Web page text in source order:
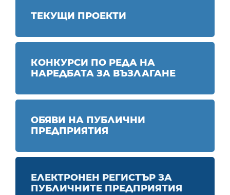
ТЕКУЩИ ПРОЕКТИ
КОНКУРСИ ПО РЕДА НА
НАРЕДБАТА ЗА ВЪЗЛАГАНЕ
ОБЯВИ НА ПУБЛИЧНИ
ПРЕДПРИЯТИЯ
ЕЛЕКТРОНЕН РЕГИСТЪР ЗА
ПУБЛИЧНИТЕ ПРЕДПРИЯТИЯ